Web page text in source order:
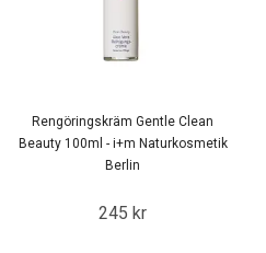
Rengöringskräm Gentle Clean
Beauty 100ml - i+m Naturkosmetik
Berlin
245 kr